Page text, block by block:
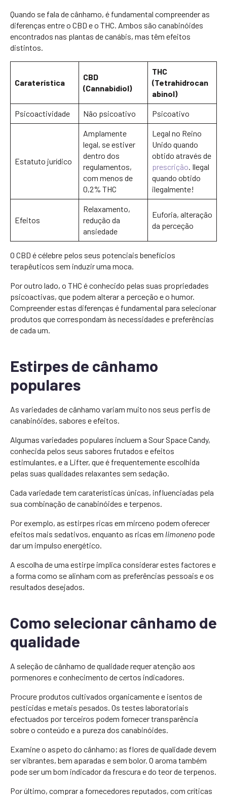
Quando se fala de cânhamo, é fundamental compreender as
diferenças entre o CBD e o THC. Ambos são canabinóides
encontrados nas plantas de canábis, mas têm efeitos
distintos.
Caraterística
CBD
(Cannabidiol)
THC
(Tetrahidrocan
abinol)
Psicoactividade Não psicoativo Psicoativo
Estatuto jurídico
Amplamente
legal, se estiver
dentro dos
regulamentos,
com menos de
0,2% THC
Legal no Reino
Unido quando
obtido através de
prescrição. Ilegal
quando obtido
ilegalmente!
Efeitos
Relaxamento,
redução da
ansiedade
Euforia, alteração
da perceção
O CBD é célebre pelos seus potenciais benefícios
terapêuticos sem induzir uma moca.
Por outro lado, o THC é conhecido pelas suas propriedades
psicoactivas, que podem alterar a perceção e o humor.
Compreender estas diferenças é fundamental para selecionar
produtos que correspondam às necessidades e preferências
de cada um.
Estirpes de cânhamo
populares
As variedades de cânhamo variam muito nos seus perfis de
canabinóides, sabores e efeitos.
Algumas variedades populares incluem a Sour Space Candy,
conhecida pelos seus sabores frutados e efeitos
estimulantes, e a Lifter, que é frequentemente escolhida
pelas suas qualidades relaxantes sem sedação.
Cada variedade tem caraterísticas únicas, influenciadas pela
sua combinação de canabinóides e terpenos.
Por exemplo, as estirpes ricas em mirceno podem oferecer
efeitos mais sedativos, enquanto as ricas em limoneno pode
dar um impulso energético.
A escolha de uma estirpe implica considerar estes factores e
a forma como se alinham com as preferências pessoais e os
resultados desejados.
Como selecionar cânhamo de
qualidade
A seleção de cânhamo de qualidade requer atenção aos
pormenores e conhecimento de certos indicadores.
Procure produtos cultivados organicamente e isentos de
pesticidas e metais pesados. Os testes laboratoriais
efectuados por terceiros podem fornecer transparência
sobre o conteúdo e a pureza dos canabinóides.
Examine o aspeto do cânhamo; as flores de qualidade devem
ser vibrantes, bem aparadas e sem bolor. O aroma também
pode ser um bom indicador da frescura e do teor de terpenos.
Por último, comprar a fornecedores reputados, com críticas